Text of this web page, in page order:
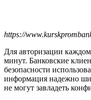
https://
Для авторизации
минут. Банковские
безопасности
информация надежно
не могут завладеть